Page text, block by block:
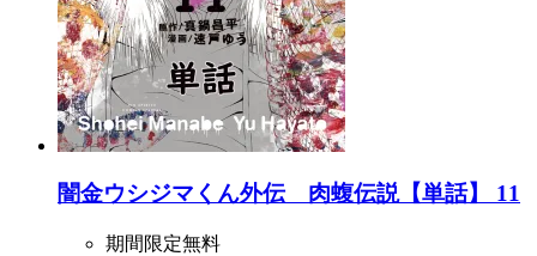
闇金ウシジマくん外伝 肉蝮伝説【単話】 11
期間限定無料